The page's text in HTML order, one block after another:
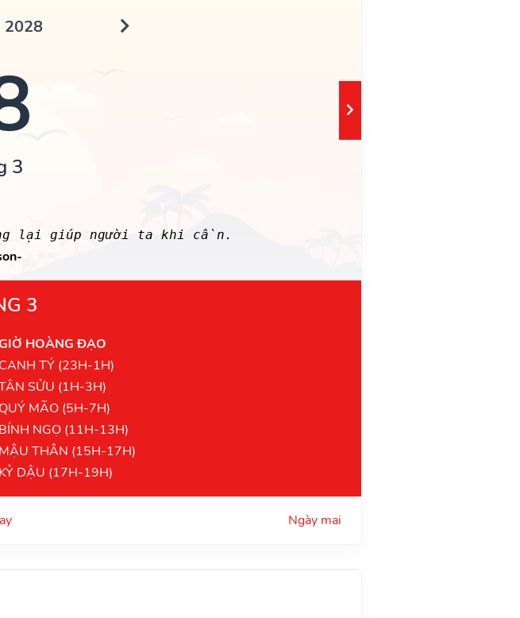
2028
3
lại giúp người ta khi cần.
3
HOÀNG ĐẠO
CANH TÝ (23H-1H)
SỬU (1H-3H)
QUÝ MÃO (5H-7H)
BÍNH NGỌ (11H-13H)
MẬU THÂN (15H-17H)
KỶ DẬU (17H-19H)
Ngày mai